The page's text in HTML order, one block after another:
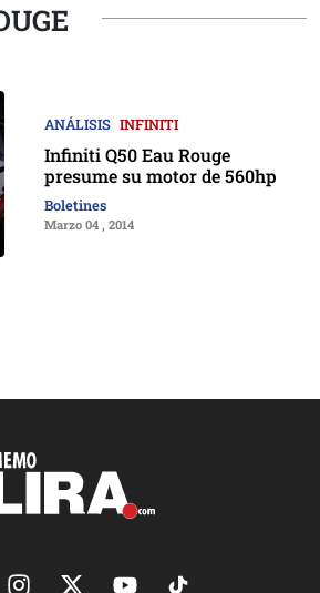
ANÁLISIS INFINITI
Infiniti Q50 Eau Rouge
presume su motor de 560hp
Boletines
Marzo 04 , 2014